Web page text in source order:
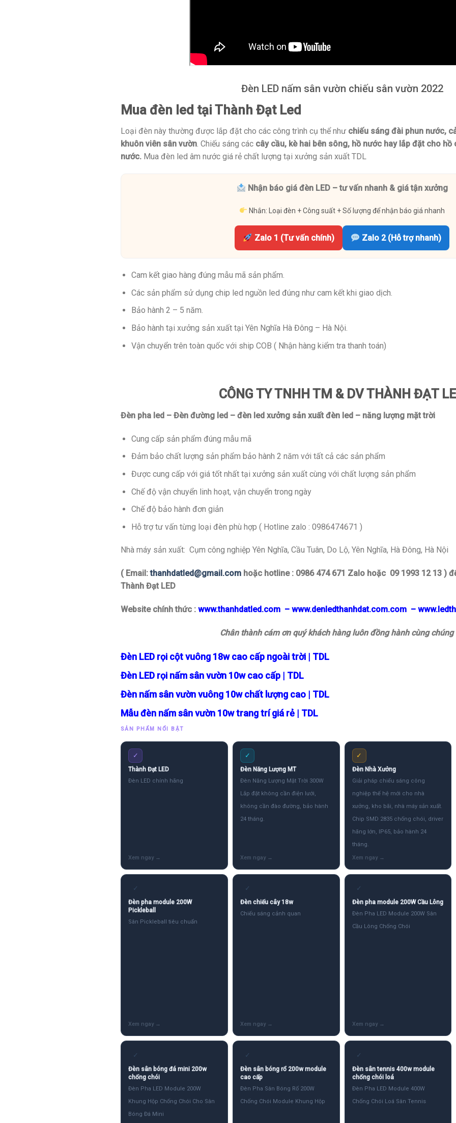
Đèn LED nấm sân vườn chiếu sân vườn 2022
Mua đèn led tại Thành Đạt Led
Loại đèn này thường được lắp đặt cho các công trình cụ thể như chiếu sáng đài phun nước,
khuôn viên sân vườn. Chiếu sáng các cây cầu, kè hai bên sông, hồ nước hay lắp đặt cho hồ
nước. Mua đèn led âm nước giá rẻ chất lượng tại xưởng sản xuất TDL
Nhận báo giá đèn LED – tư vấn nhanh & giá tận xưởng
Nhắn: Loại đèn + Công suất + Số lượng để nhận báo giá nhanh
Zalo 1 (Tư vấn chính) Zalo 2 (Hỗ trợ nhanh)
Cam kết giao hàng đúng mẫu mã sản phẩm.
Các sản phẩm sử dụng chip led nguồn led đúng như cam kết khi giao dịch.
Bảo hành 2 – 5 năm.
Bảo hành tại xưởng sản xuất tại Yên Nghĩa Hà Đông – Hà Nội.
Vận chuyển trên toàn quốc với ship COB ( Nhận hàng kiểm tra thanh toán)
CÔNG TY TNHH TM & DV THÀNH ĐẠT
Đèn pha led – Đèn đường led – đèn led xưởng sản xuất đèn led – năng lượng mặt trời
Cung cấp sản phẩm đúng mẫu mã
Đảm bảo chất lượng sản phẩm bảo hành 2 năm với tất cả các sản phẩm
Được cung cấp với giá tốt nhất tại xưởng sản xuất cùng với chất lượng sản phẩm
Chế độ vận chuyển linh hoạt, vận chuyển trong ngày
Chế độ bảo hành đơn giản
Hỗ trợ tư vấn từng loại đèn phù hợp ( Hotline zalo : 0986474671 )
Nhà máy sản xuất: Cụm công nghiệp Yên Nghĩa, Cầu Tuân, Do Lộ, Yên Nghĩa, Hà Đông, Hà Nội
( Email:thanhdatled@gmail.com hoặc hotline : 0986 474 671 Zalo hoặc 09 1993 12 13 )
Thành Đạt LED
Website chính thức : www.thanhdatled.com – www.denledthanhdat.com.com –
Chân thành cám ơn quý khách hàng luôn đồng hành cùng chúng
Đèn LED rọi cột vuông 18w cao cấp ngoài trời | TDL
Đèn LED rọi nấm sân vườn 10w cao cấp | TDL
Đèn nấm sân vườn vuông 10w chất lượng cao | TDL
Mẫu đèn nấm sân vườn 10w trang trí giá rẻ | TDL
SẢN PHẨM NỔI BẬT
✓
Thành Đạt LED
Đèn LED chính hãng
✓
Đèn Năng Lượng MT
Đèn Năng Lượng Mặt Trời 300W
Lắp đặt không cần điện lưới,
không cần đào đường, bảo hành
24 tháng.
✓
Đèn Nhà Xưởng
Giải pháp chiếu sáng công
nghiệp thế hệ mới cho nhà
xưởng, kho bãi, nhà máy sản xuất.
Chip SMD 2835 chống chói, driver
hãng lớn, IP65, bảo hành 24
tháng.
✓
Đèn pha module 200W
Pickleball
Sân Pickleball tiêu chuẩn
✓
Đèn chiếu cây 18w
Chiếu sáng cảnh quan
✓
Đèn pha module 200W Cầu Lông
Đèn Pha LED Module 200W Sân
Cầu Lông Chống Chói
✓
Đèn sân bóng đá mini 200w
chống chói
Đèn Pha LED Module 200W
Khung Hộp Chống Chói Cho Sân
Bóng Đá Mini
✓
Đèn sân bóng rổ 200w module
cao cấp
Đèn Pha Sân Bóng Rổ 200W
Chống Chói Module Khung Hộp
✓
Đèn sân tennis 400w module
chống chói loá
Đèn Pha LED Module 400W
Chống Chói Loá Sân Tennis